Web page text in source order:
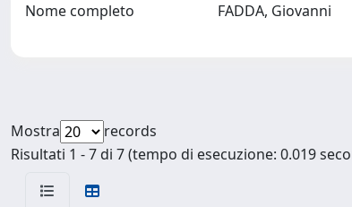
Nome completo FADDA, Giovanni
Mostra
records
Risultati 1 - 7 di 7 (tempo di esecuzione: 0.019